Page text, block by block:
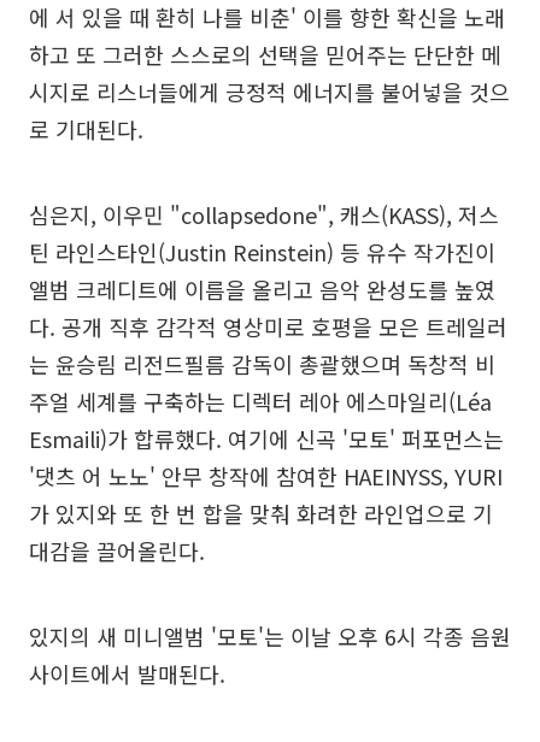
에 서 있을 때 환히 나를 비춘' 이를 향한 확신을 노래
하고 또 그러한 스스로의 선택을 믿어주는 단단한 메
시지로 리스너들에게 긍정적 에너지를 불어넣을 것으
로 기대된다.
심은지, 이우민 "collapsedone", 캐스(KASS), 저스
틴 라인스타인(Justin Reinstein) 등 유수 작가진이
앨범 크레디트에 이름을 올리고 음악 완성도를 높였
다. 공개 직후 감각적 영상미로 호평을 모은 트레일러
는 윤승림 리전드필름 감독이 총괄했으며 독창적 비
주얼 세계를 구축하는 디렉터 레아 에스마일리(Léa
Esmaili)가 합류했다. 여기에 신곡 '모토' 퍼포먼스는
'댓츠 어 노노' 안무 창작에 참여한 HAEINYSS, YURI
가 있지와 또 한 번 합을 맞춰 화려한 라인업으로 기
대감을 끌어올린다.
있지의 새 미니앨범 '모토'는 이날 오후 6시 각종 음원
사이트에서 발매된다.